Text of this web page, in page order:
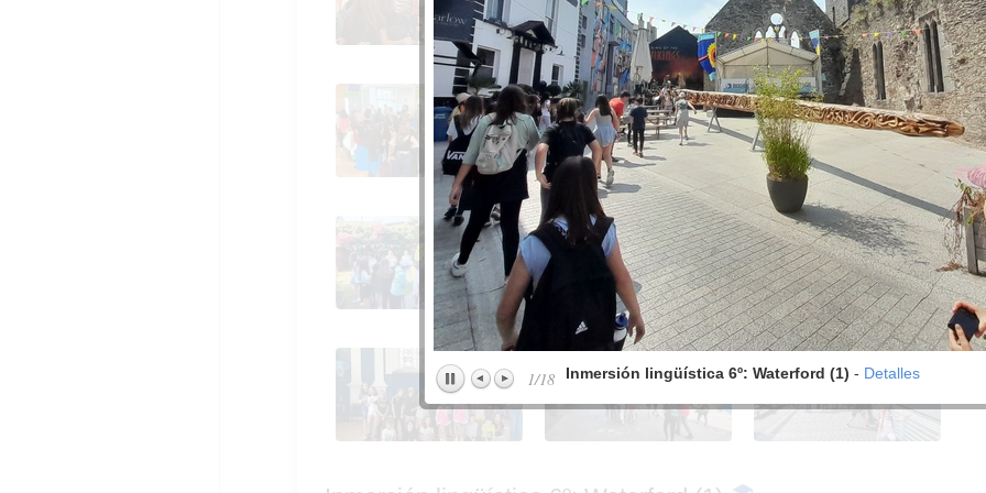
Inmersión lingüística 6º:
Waterford (1)
Inmersión lingüística 6º:
Waterford (1)
Inmersión lingüística 6º:
Waterford (1)
Inmersión lingüística 6º:
Waterford (1)
Inmersión lingüística 6º:
Waterford (1)
Inmersión lingüística 6º:
Waterford (1)
Waterford (1)
Waterford (1)
Waterford (1)